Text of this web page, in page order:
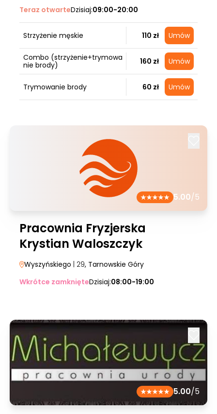
Teraz otwarteDzisiaj:09:00-20:00
Strzyżenie męskie 110 zł Umów
Combo (strzyżenie+trymowa
nie brody)
160 zł Umów
Trymowanie brody 60 zł Umów
5.00/5
Pracownia Fryzjerska
Krystian Waloszczyk
Wyszyńskiego | 29, Tarnowskie Góry
Wkrótce zamknięteDzisiaj:08:00-19:00
5.00/5